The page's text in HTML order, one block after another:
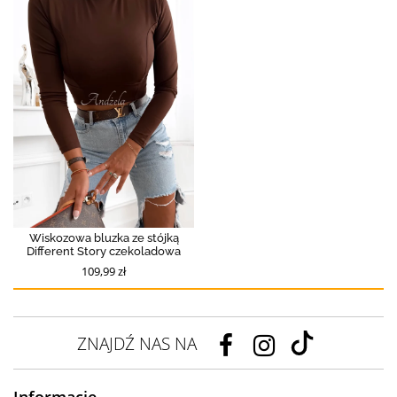
Wiskozowa bluzka ze stójką
Different Story czekoladowa
109,99 zł
ZNAJDŹ NAS NA